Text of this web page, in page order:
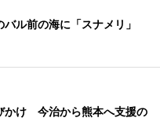
バル前の海に「スナメリ」
かけ 今治から熊本へ支援の